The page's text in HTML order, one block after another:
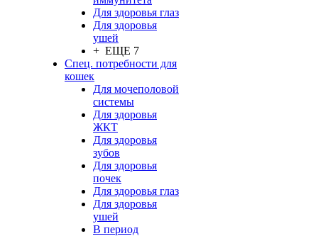
Для здоровья глаз
Для здоровья
ушей
+ ЕЩЕ 7
Спец. потребности для
кошек
Для мочеполовой
системы
Для здоровья
ЖКТ
Для здоровья
зубов
Для здоровья
почек
Для здоровья глаз
Для здоровья
ушей
В период